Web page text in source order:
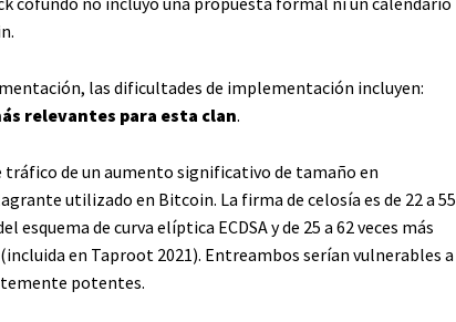
las dificultades de implementación incluyen:
relevantes para esta clan.
tráfico de un aumento significativo de tamaño en
utilizado en Bitcoin. La firma de celosía es de 22 a 55
esquema de curva elíptica ECDSA y de 25 a 62 veces más
en Taproot 2021). Entreambos serían vulnerables a
potentes.